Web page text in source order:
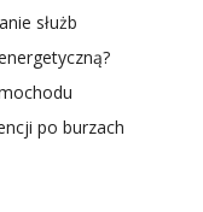
służb
po burzach